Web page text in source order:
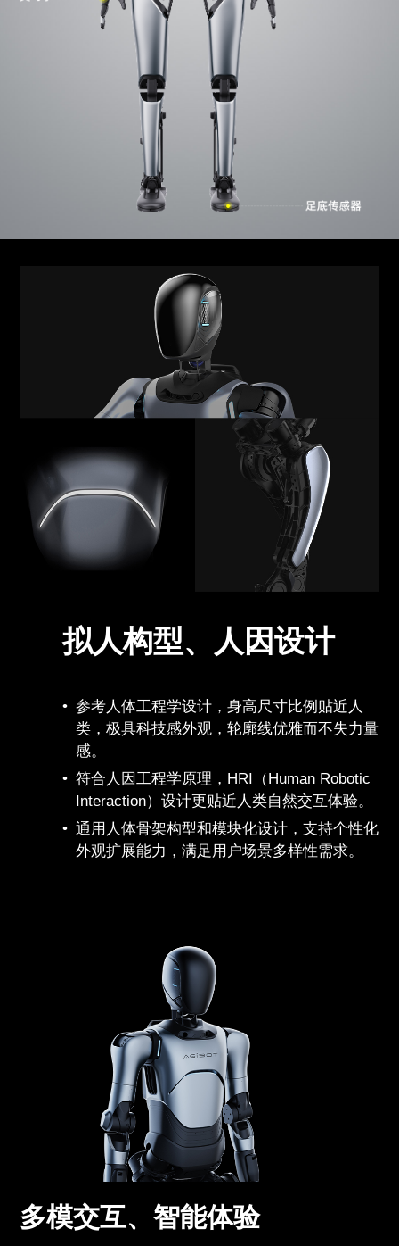
拟人构型、人因设计
参考人体工程学设计，身高尺寸比例贴近人
类，极具科技感外观，轮廓线优雅而不失力量
感。
符合人因工程学原理，HRI（Human Robotic
Interaction）设计更贴近人类自然交互体验。
通用人体骨架构型和模块化设计，支持个性化
外观扩展能力，满足用户场景多样性需求。
多模交互、智能体验